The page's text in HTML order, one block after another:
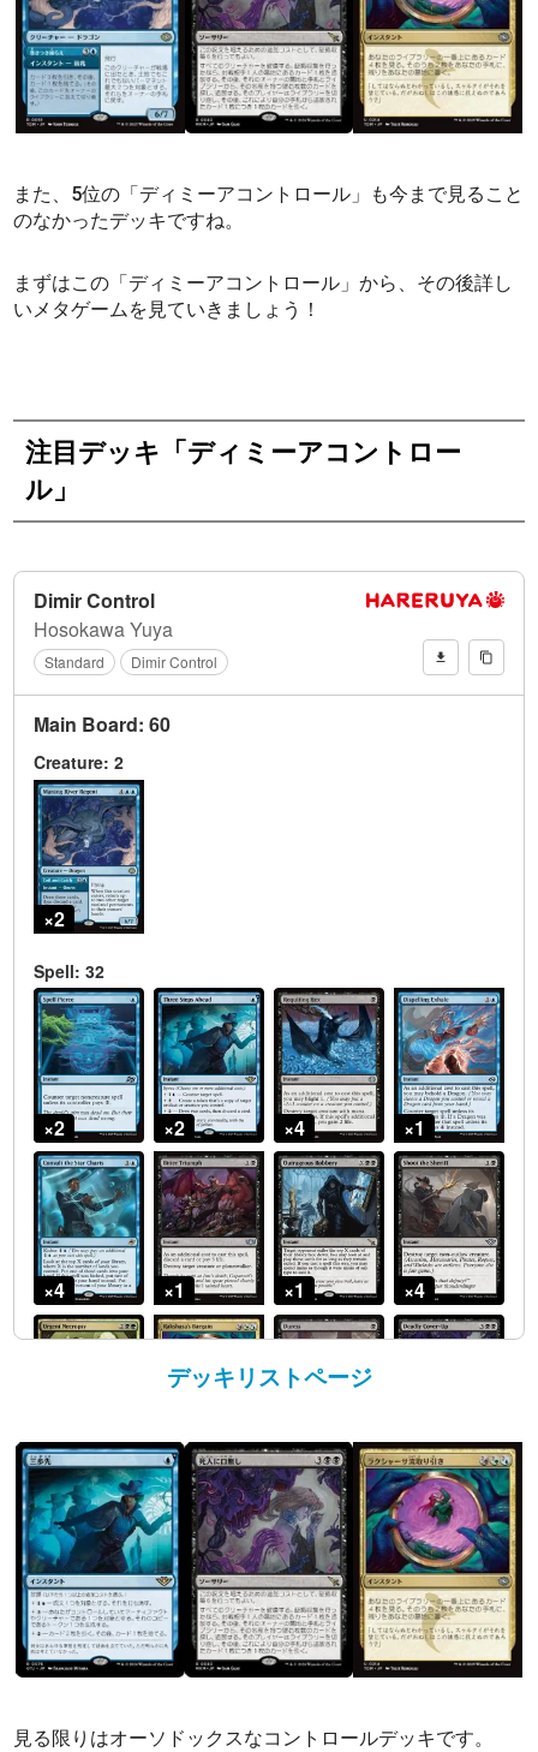
また、5位の「ディミーアコントロール」も今まで見ること
のなかったデッキですね。
まずはこの「ディミーアコントロール」から、その後詳し
いメタゲームを見ていきましょう！
注目デッキ「ディミーアコントロー
ル」
デッキリストページ
見る限りはオーソドックスなコントロールデッキです。